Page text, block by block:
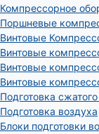
Компрессорное
Поршневые
Винтовые
Винтовые
Винтовые
Винтовые
Подготовка
Подготовка воздуха
Блоки подготовки